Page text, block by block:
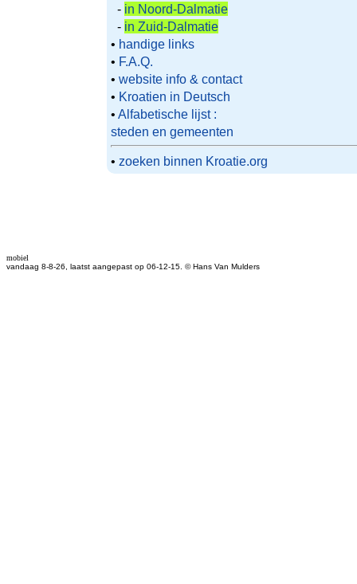
- in Noord-Dalmatie
- in Zuid-Dalmatie
• handige links
• F.A.Q.
• website info & contact
• Kroatien in Deutsch
• Alfabetische lijst :
steden en gemeenten
• zoeken binnen Kroatie.org
mobiel
vandaag 8-8-26, laatst aangepast op 06-12-15. © Hans Van Mulders